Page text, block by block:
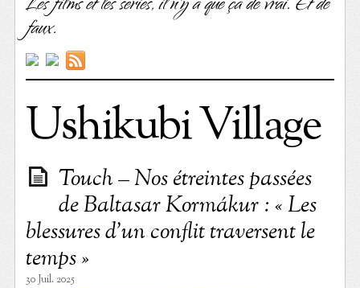
faux.
Ushikubi Village
Touch – Nos étreintes passées
de Baltasar Kormákur : « Les
blessures d’un conflit traversent le
temps »
30 Juil. 2025